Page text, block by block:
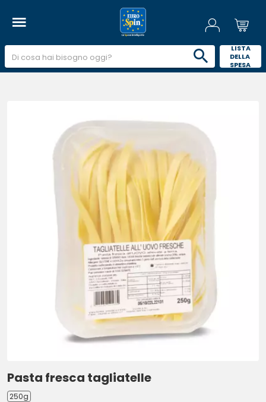
LISTA
DELLA
SPESA
Pasta fresca tagliatelle
250g